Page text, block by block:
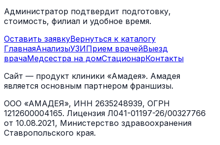
Администратор подтвердит подготовку,
стоимость, филиал и удобное время.
Оставить заявкуВернуться к каталогу
ГлавнаяАнализыУЗИПрием врачейВыезд
врачаМедсестра на домСтационарКонтакты
Сайт — продукт клиники «Амадея». Амадея
является основным партнером франшизы.
ООО «АМАДЕЯ», ИНН 2635248939, ОГРН
1212600004165. Лицензия Л041-01197-26/00327766
от 10.08.2021, Министерство здравоохранения
Ставропольского края.